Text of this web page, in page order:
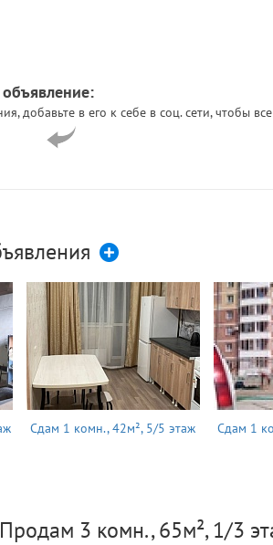
добавьте в его к себе в соц. сети, чтобы
Сдам 1 комн., 42м², 5/5 этаж Сдам 1
3 комн., 65м², 1/3